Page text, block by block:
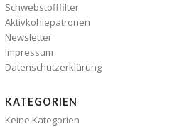
Schwebstofffilter
Aktivkohlepatronen
Newsletter
Impressum
Datenschutzerklärung
KATEGORIEN
Keine Kategorien